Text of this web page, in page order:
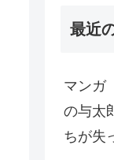
最近
マンガ
の与太
ちが失